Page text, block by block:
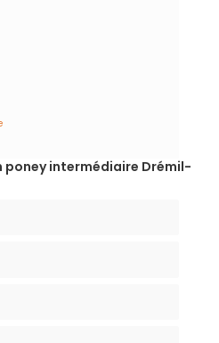
intermédiaire Drémil-